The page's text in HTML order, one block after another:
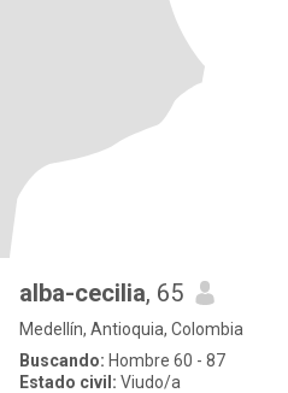
alba-cecilia, 65
Medellín, Antioquia, Colombia
Buscando: Hombre 60 - 87
Estado civil: Viudo/a